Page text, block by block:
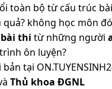
toàn bộ từ cấu trúc
không học môn
thi từ những người
ôn luyện?
tại
Thủ khoa ĐGNL